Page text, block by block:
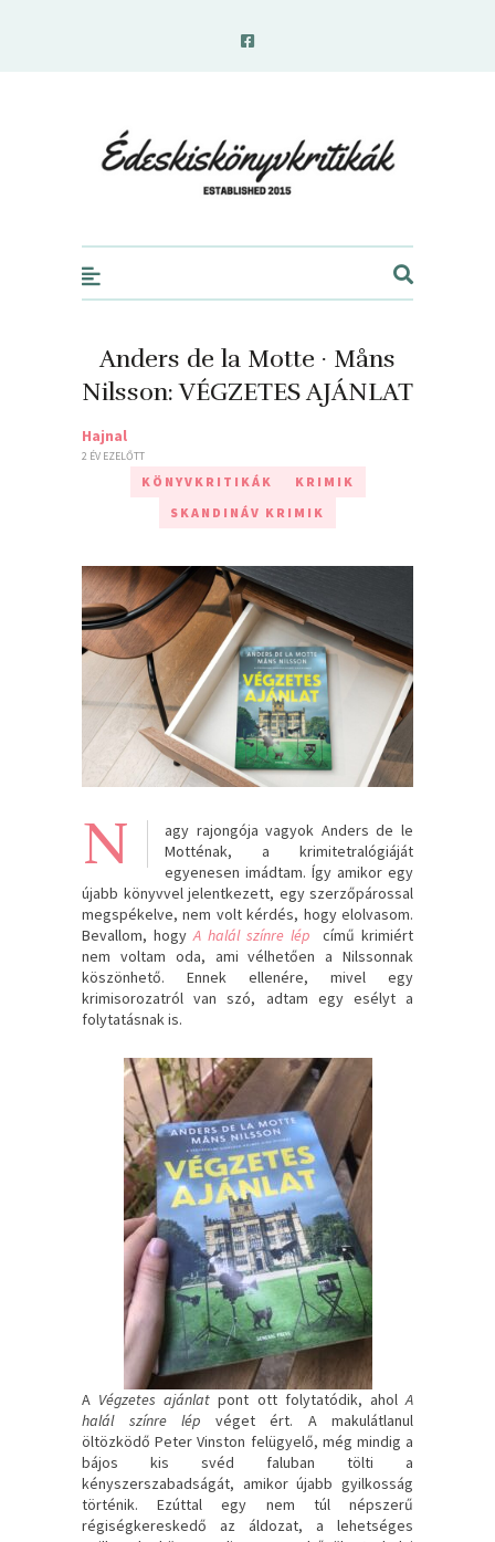
Anders de la Motte · Måns
Nilsson: VÉGZETES AJÁNLAT
Hajnal
2 ÉV EZELŐTT
KÖNYVKRITIKÁK
KRIMIK
SKANDINÁV KRIMIK
N
agy rajongója vagyok Anders de le
Motténak, a krimitetralógiáját
egyenesen imádtam. Így amikor egy
újabb könyvvel jelentkezett, egy szerzőpárossal
megspékelve, nem volt kérdés, hogy elolvasom.
Bevallom, hogyA halál színre lép
című krimiért
nem voltam oda, ami vélhetően a Nilssonnak
köszönhető. Ennek ellenére, mivel egy
krimisorozatról van szó, adtam egy esélyt a
folytatásnak is.
A Végzetes ajánlatpont ott folytatódik, aholA
halál színre lép véget ért. A makulátlanul
öltözködő Peter Vinston felügyelő, még mindig a
bájos kis svéd faluban tölti a
kényszerszabadságát, amikor újabb gyilkosság
történik. Ezúttal egy nem túl népszerű
régiségkereskedő az áldozat, a lehetséges